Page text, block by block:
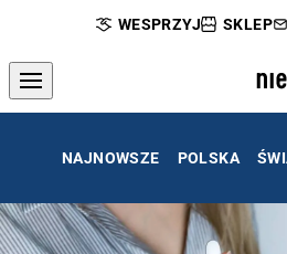
WESPRZYJ SKLEP
NAJNOWSZE POLSKA